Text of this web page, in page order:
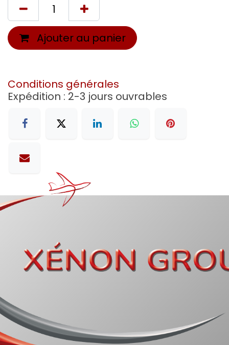
Ajouter au panier
Conditions générales
Expédition : 2-3 jours ouvrables